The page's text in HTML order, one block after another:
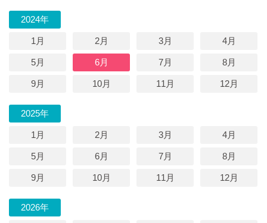
2024年
1月 2月 3月 4月
5月 6月 7月 8月
9月 10月 11月 12月
2025年
1月 2月 3月 4月
5月 6月 7月 8月
9月 10月 11月 12月
2026年